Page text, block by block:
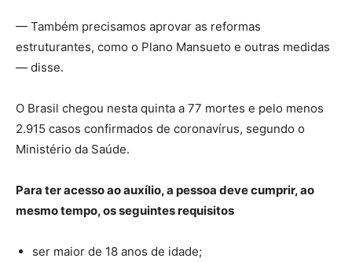
— Também precisamos aprovar as reformas
estruturantes, como o Plano Mansueto e outras medidas
— disse.
O Brasil chegou nesta quinta a 77 mortes e pelo menos
2.915 casos confirmados de coronavírus, segundo o
Ministério da Saúde.
Para ter acesso ao auxílio, a pessoa deve cumprir, ao
mesmo tempo, os seguintes requisitos
ser maior de 18 anos de idade;